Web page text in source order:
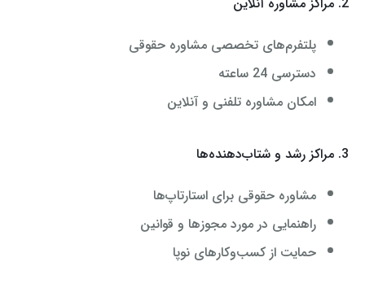
پلتفرم‌های تخصصی مشاوره حقوقی
دسترسی 24 ساعته
امکان مشاوره تلفنی و آنلاین
3. مراکز رشد و شتاب‌دهنده‌ها
مشاوره حقوقی برای استارتاپ‌ها
راهنمایی در مورد مجوزها و قوانین
حمایت از کسب‌وکارهای نوپا